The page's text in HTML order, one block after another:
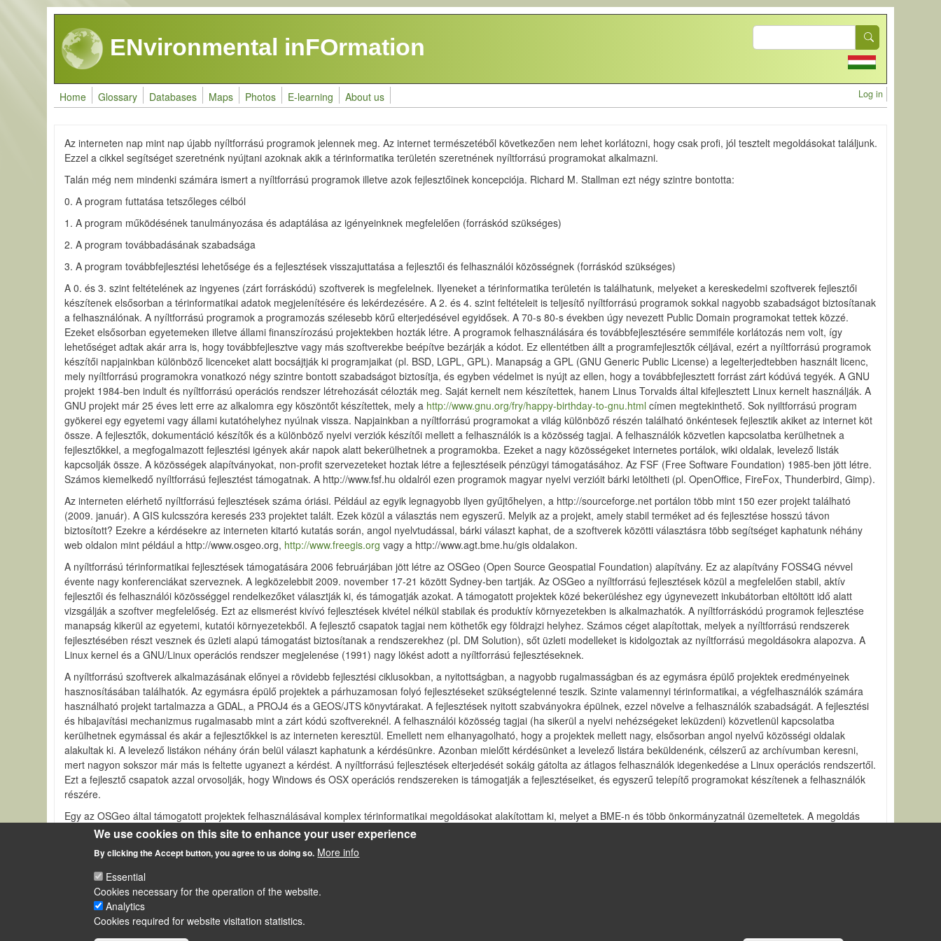
Skip to main content
ENvironmental inFOrmation
Search
Home Glossary Databases Maps Photos E-learning About us User
Log in
Az interneten nap mint nap újabb nyíltforrású programok jelennek meg. Az internet természetéből következően nem lehet korlátozni, hogy csak profi, jól tesztelt megoldásokat találjunk.
Ezzel a cikkel segítséget szeretnénk nyújtani azoknak akik a térinformatika területén szeretnének nyíltforrású programokat alkalmazni.
Talán még nem mindenki számára ismert a nyíltforrású programok illetve azok fejlesztőinek koncepciója. Richard M. Stallman ezt négy szintre bontotta:
0. A program futtatása tetszőleges célból
1. A program működésének tanulmányozása és adaptálása az igényeinknek megfelelően (forráskód szükséges)
2. A program továbbadásának szabadsága
3. A program továbbfejlesztési lehetősége és a fejlesztések visszajuttatása a fejlesztői és felhasználói közösségnek (forráskód szükséges)
A 0. és 3. szint feltételének az ingyenes (zárt forráskódú) szoftverek is megfelelnek. Ilyeneket a térinformatika területén is találhatunk, melyeket a kereskedelmi szoftverek fejlesztői
készítenek elsősorban a térinformatikai adatok megjelenítésére és lekérdezésére. A 2. és 4. szint feltételeit is teljesítő nyíltforrású programok sokkal nagyobb szabadságot biztosítanak
a felhasználónak. A nyíltforrású programok a programozás szélesebb körű elterjedésével egyidősek. A 70-s 80-s években úgy nevezett Public Domain programokat tettek közzé.
Ezeket elsősorban egyetemeken illetve állami finanszírozású projektekben hozták létre. A programok felhasználására és továbbfejlesztésére semmiféle korlátozás nem volt, így
lehetőséget adtak akár arra is, hogy továbbfejlesztve vagy más szoftverekbe beépítve bezárják a kódot. Ez ellentétben állt a programfejlesztők céljával, ezért a nyíltforrású programok
készítői napjainkban különböző licenceket alatt bocsájtják ki programjaikat (pl. BSD, LGPL, GPL). Manapság a GPL (GNU Generic Public License) a legelterjedtebben használt licenc,
mely nyíltforrású programokra vonatkozó négy szintre bontott szabadságot biztosítja, és egyben védelmet is nyújt az ellen, hogy a továbbfejlesztett forrást zárt kódúvá tegyék. A GNU
projekt 1984-ben indult és nyíltforrású operációs rendszer létrehozását célozták meg. Saját kernelt nem készítettek, hanem Linus Torvalds által kifejlesztett Linux kernelt használják. A
GNU projekt már 25 éves lett erre az alkalomra egy köszöntőt készítettek, mely a http://www.gnu.org/fry/happy-birthday-to-gnu.html címen megtekinthető. Sok nyiltforrású program
gyökerei egy egyetemi vagy állami kutatóhelyhez nyúlnak vissza. Napjainkban a nyíltforrású programokat a világ különböző részén található önkéntesek fejlesztik akiket az internet köt
össze. A fejlesztők, dokumentáció készítők és a különböző nyelvi verziók készítői mellett a felhasználók is a közösség tagjai. A felhasználók közvetlen kapcsolatba kerülhetnek a
fejlesztőkkel, a megfogalmazott fejlesztési igények akár napok alatt bekerülhetnek a programokba. Ezeket a nagy közösségeket internetes portálok, wiki oldalak, levelező listák
kapcsolják össze. A közösségek alapítványokat, non-profit szervezeteket hoztak létre a fejlesztéseik pénzügyi támogatásához. Az FSF (Free Software Foundation) 1985-ben jött létre.
Számos kiemelkedő nyíltforrású fejlesztést támogatnak. A http://www.fsf.hu oldalról ezen programok magyar nyelvi verzióit bárki letöltheti (pl. OpenOffice, FireFox, Thunderbird, Gimp).
Az interneten elérhető nyíltforrású fejlesztések száma óriási. Például az egyik legnagyobb ilyen gyűjtőhelyen, a http://sourceforge.net portálon több mint 150 ezer projekt található
(2009. január). A GIS kulcsszóra keresés 233 projektet talált. Ezek közül a választás nem egyszerű. Melyik az a projekt, amely stabil terméket ad és fejlesztése hosszú távon
biztosított? Ezekre a kérdésekre az interneten kitartó kutatás során, angol nyelvtudással, bárki választ kaphat, de a szoftverek közötti választásra több segítséget kaphatunk néhány
web oldalon mint például a http://www.osgeo.org, http://www.freegis.org vagy a http://www.agt.bme.hu/gis oldalakon.
A nyíltforrású térinformatikai fejlesztések támogatására 2006 februárjában jött létre az OSGeo (Open Source Geospatial Foundation) alapítvány. Ez az alapítvány FOSS4G névvel
évente nagy konferenciákat szerveznek. A legközelebbit 2009. november 17-21 között Sydney-ben tartják. Az OSGeo a nyíltforrású fejlesztések közül a megfelelően stabil, aktív
fejlesztői és felhasználói közösséggel rendelkezőket választják ki, és támogatják azokat. A támogatott projektek közé bekerüléshez egy úgynevezett inkubátorban eltöltött idő alatt
vizsgálják a szoftver megfelelőség. Ezt az elismerést kivívó fejlesztések kivétel nélkül stabilak és produktív környezetekben is alkalmazhatók. A nyíltforráskódú programok fejlesztése
manapság kikerül az egyetemi, kutatói környezetekből. A fejlesztő csapatok tagjai nem köthetők egy földrajzi helyhez. Számos céget alapítottak, melyek a nyíltforrású rendszerek
fejlesztésében részt vesznek és üzleti alapú támogatást biztosítanak a rendszerekhez (pl. DM Solution), sőt üzleti modelleket is kidolgoztak az nyíltforrású megoldásokra alapozva. A
Linux kernel és a GNU/Linux operációs rendszer megjelenése (1991) nagy lökést adott a nyíltforrású fejlesztéseknek.
A nyíltforrású szoftverek alkalmazásának előnyei a rövidebb fejlesztési ciklusokban, a nyitottságban, a nagyobb rugalmasságban és az egymásra épülő projektek eredményeinek
hasznosításában találhatók. Az egymásra épülő projektek a párhuzamosan folyó fejlesztéseket szükségtelenné teszik. Szinte valamennyi térinformatikai, a végfelhasználók számára
használható projekt tartalmazza a GDAL, a PROJ4 és a GEOS/JTS könyvtárakat. A fejlesztések nyitott szabványokra épülnek, ezzel növelve a felhasználók szabadságát. A fejlesztési
és hibajavítási mechanizmus rugalmasabb mint a zárt kódú szoftvereknél. A felhasználói közösség tagjai (ha sikerül a nyelvi nehézségeket leküzdeni) közvetlenül kapcsolatba
kerülhetnek egymással és akár a fejlesztőkkel is az interneten keresztül. Emellett nem elhanyagolható, hogy a projektek mellett nagy, elsősorban angol nyelvű közösségi oldalak
alakultak ki. A levelező listákon néhány órán belül választ kaphatunk a kérdésünkre. Azonban mielőtt kérdésünket a levelező listára beküldenénk, célszerű az archívumban keresni,
mert nagyon sokszor már más is feltette ugyanezt a kérdést. A nyíltforrású fejlesztések elterjedését sokáig gátolta az átlagos felhasználók idegenkedése a Linux operációs rendszertől.
Ezt a fejlesztő csapatok azzal orvosolják, hogy Windows és OSX operációs rendszereken is támogatják a fejlesztéseiket, és egyszerű telepítő programokat készítenek a felhasználók
részére.
Egy az OSGeo által támogatott projektek felhasználásával komplex térinformatikai megoldásokat alakítottam ki, melyet a BME-n és több önkormányzatnál üzemeltetek. A megoldás
kiegészül olyan nem kimondottan térinformatikai szoftverrel mint az Apache web szerver és a PostgreSQL relációs PostGIS téradat szerverben tárolt adatok megjelenítésére szolgáló
program volt. Napjainkra a raszteres és vektoros térinformatikai adatok megjelenítése mellett az adatok szerkesztésére és elemzésére isalkalmas. Számos kiegészítő modult
készítettek, többek között a GRASS program funkcionalitásának eléréséhez, DXF állományok betöltésére, navigációs GPS adatok kezelésére.
LÁBLÉC
Impressum
We use cookies on this site to enhance your user experience
By clicking the Accept button, you agree to us doing so. More info
Essential
Cookies necessary for the operation of the website.
Analytics
Cookies required for website visitation statistics.